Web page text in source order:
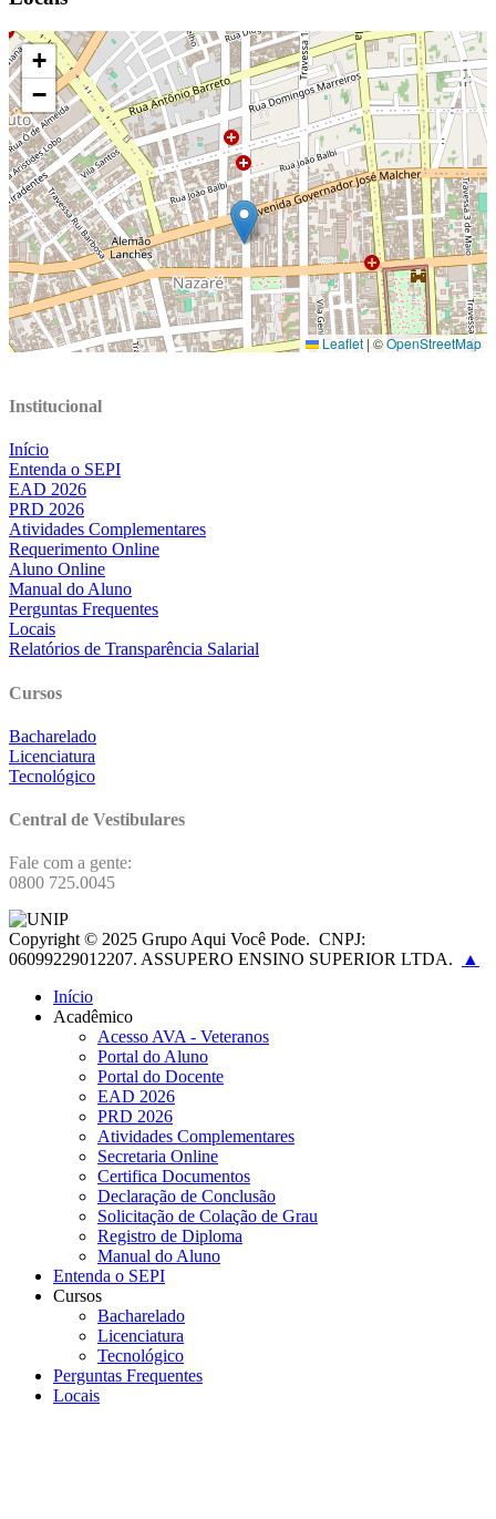
Institucional
Início
Entenda o SEPI
EAD 2026
PRD 2026
Atividades Complementares
Requerimento Online
Aluno Online
Manual do Aluno
Perguntas Frequentes
Locais
Relatórios de Transparência Salarial
Cursos
Bacharelado
Licenciatura
Tecnológico
Central de Vestibulares
Fale com a gente:
0800 725.0045
Copyright © 2025 Grupo Aqui Você Pode. CNPJ:
06099229012207. ASSUPERO ENSINO SUPERIOR LTDA.
▲
Início
Acadêmico
Acesso AVA - Veteranos
Portal do Aluno
Portal do Docente
EAD 2026
PRD 2026
Atividades Complementares
Secretaria Online
Certifica Documentos
Declaração de Conclusão
Solicitação de Colação de Grau
Registro de Diploma
Manual do Aluno
Entenda o SEPI
Cursos
Bacharelado
Licenciatura
Tecnológico
Perguntas Frequentes
Locais